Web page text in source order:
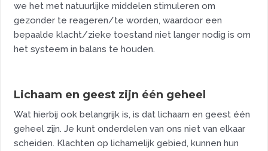
we het met natuurlijke middelen stimuleren om
gezonder te reageren/te worden, waardoor een
bepaalde klacht/zieke toestand niet langer nodig is om
het systeem in balans te houden.
Lichaam en geest zijn één geheel
Wat hierbij ook belangrijk is, is dat lichaam en geest één
geheel zijn. Je kunt onderdelen van ons niet van elkaar
scheiden. Klachten op lichamelijk gebied, kunnen hun